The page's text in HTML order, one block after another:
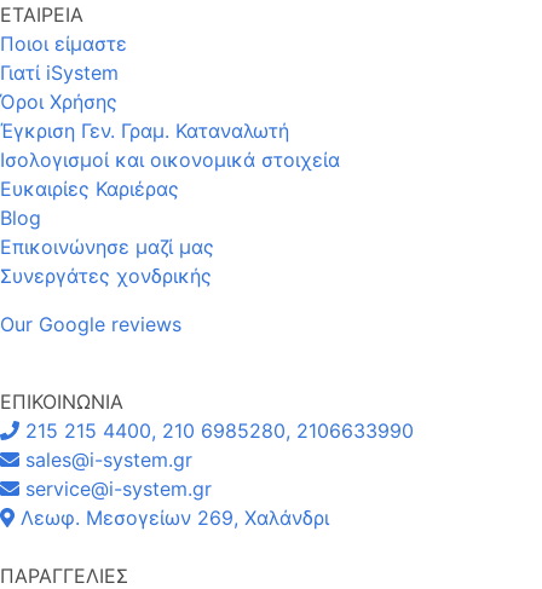
ΕΤΑΙΡΕΙΑ
Ποιοι είμαστε
Γιατί iSystem
Όροι Χρήσης
Έγκριση Γεν. Γραμ. Καταναλωτή
Ισολογισμοί και οικονομικά στοιχεία
Ευκαιρίες Καριέρας
Blog
Επικοινώνησε μαζί μας
Συνεργάτες χονδρικής
Our Google reviews
ΕΠΙΚΟΙΝΩΝΙΑ
215 215 4400, 210 6985280, 2106633990
sales@i-system.gr
service@i-system.gr
Λεωφ. Μεσογείων 269, Χαλάνδρι
ΠΑΡΑΓΓΕΛΙΕΣ